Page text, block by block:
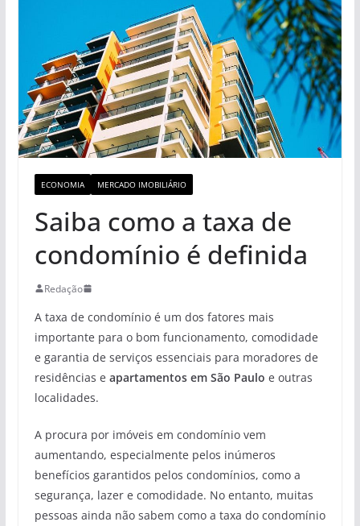
ECONOMIA MERCADO IMOBILIÁRIO
Saiba como a taxa de
condomínio é definida
Redação
A taxa de condomínio é um dos fatores mais
importante para o bom funcionamento, comodidade
e garantia de serviços essenciais para moradores de
residências e apartamentos em São Paulo e outras
localidades.
A procura por imóveis em condomínio vem
aumentando, especialmente pelos inúmeros
benefícios garantidos pelos condomínios, como a
segurança, lazer e comodidade. No entanto, muitas
pessoas ainda não sabem como a taxa do condomínio